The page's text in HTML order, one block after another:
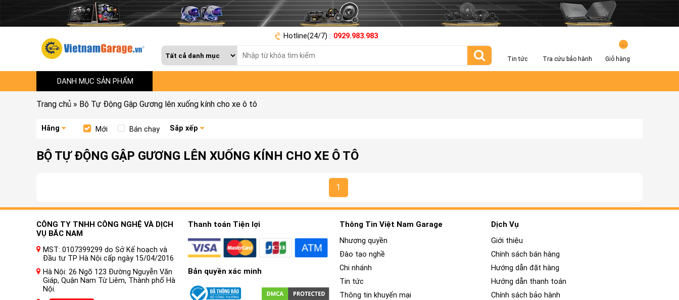
Hotline(24/7) : 0929.983.983
Tin tức Tra cứu bảo hành Giỏ hàng
DANH MỤC SẢN PHẨM
Trang chủ » Bộ Tự Động Gập Gương lên xuống kính cho xe ô tô
Hãng Mới Bán chạy Sắp xếp
BỘ TỰ ĐỘNG GẬP GƯƠNG LÊN XUỐNG KÍNH CHO XE Ô TÔ
1
CÔNG TY TNHH CÔNG NGHỆ VÀ DỊCH
VỤ BẮC NAM
MST: 0107399299 do Sở Kế hoạch và
Đầu tư TP Hà Nội cấp ngày 15/04/2016
Hà Nội: 26 Ngõ 123 Đường Nguyễn Văn
Giáp, Quận Nam Từ Liêm, Thành phố Hà
Nội.
Thanh toán Tiện lợi
Bản quyền xác minh
Thông Tin Việt Nam Garage
Nhượng quyền
Đào tạo nghề
Chi nhánh
Tin tức
Thông tin khuyến mại
Dịch Vụ
Giới thiệu
Chính sách bán hàng
Hướng dẫn đặt hàng
Hướng dẫn thanh toán
Chính sách bảo hành